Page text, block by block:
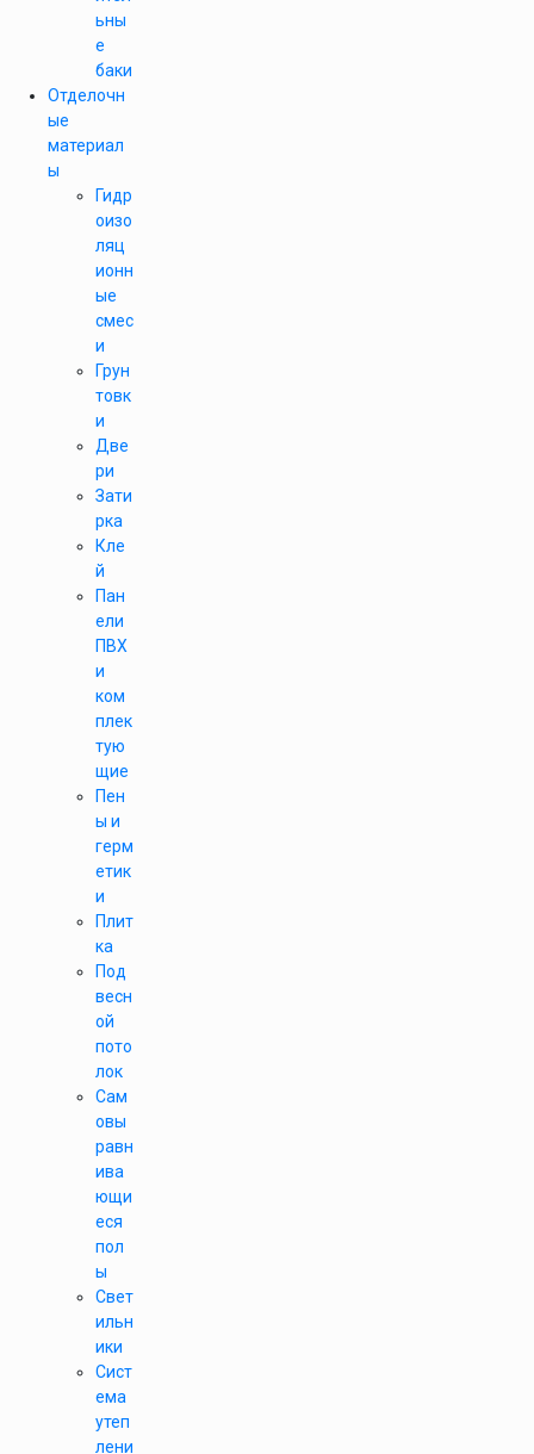
ьны
е
баки
Отделочн
ые
материал
ы
Гидр
оизо
ляц
ионн
ые
смес
и
Грун
товк
и
Две
ри
Зати
рка
Кле
й
Пан
ели
ПВХ
и
ком
плек
тую
щие
Пен
ы и
герм
етик
и
Плит
ка
Под
весн
ой
пото
лок
Сам
овы
равн
ива
ющи
еся
пол
ы
Свет
ильн
ики
Сист
ема
утеп
лени